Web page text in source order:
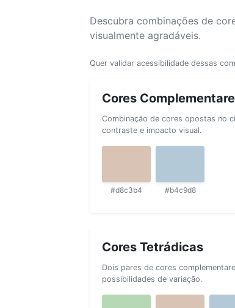
Descubra combinações de
visualmente agradáveis.
Quer validar acessibilidade dessas
Cores
Combinação de cores opostas no
contraste e impacto visual.
#d8c3b4 #b4c9d8
Cores Tetrádicas
Dois pares de cores
possibilidades de variação.